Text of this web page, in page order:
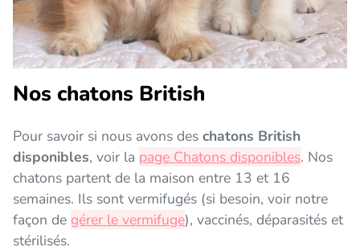
Nos chatons British
Pour savoir si nous avons des chatons British
disponibles, voir la page Chatons disponibles. Nos
chatons partent de la maison entre 13 et 16
semaines. Ils sont vermifugés (si besoin, voir notre
façon de gérer le vermifuge), vaccinés, déparasités et
stérilisés.